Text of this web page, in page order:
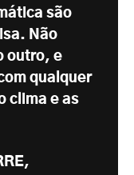
são
Não
outro, e
qualquer
clima e as